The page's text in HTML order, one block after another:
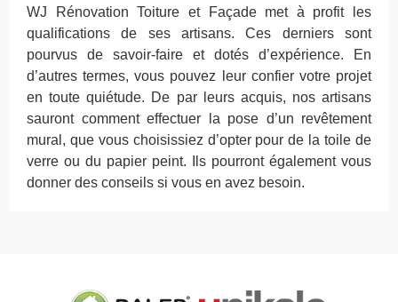
WJ Rénovation Toiture et Façade met à profit les
qualifications de ses artisans. Ces derniers sont
pourvus de savoir-faire et dotés d’expérience. En
d’autres termes, vous pouvez leur confier votre projet
en toute quiétude. De par leurs acquis, nos artisans
sauront comment effectuer la pose d’un revêtement
mural, que vous choisissiez d’opter pour de la toile de
verre ou du papier peint. Ils pourront également vous
donner des conseils si vous en avez besoin.